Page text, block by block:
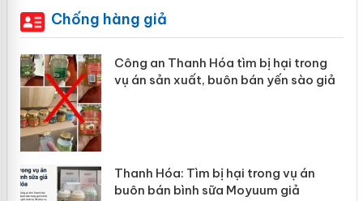
Chống hàng giả
giả
Lào Cai xử lý 83 vụ vi phạm thương
mại trong tháng 7
Hưng Yên: Xử lý 6 hộ kinh doanh bán
hàng giả mạo nhãn hiệu Adidas, Nike